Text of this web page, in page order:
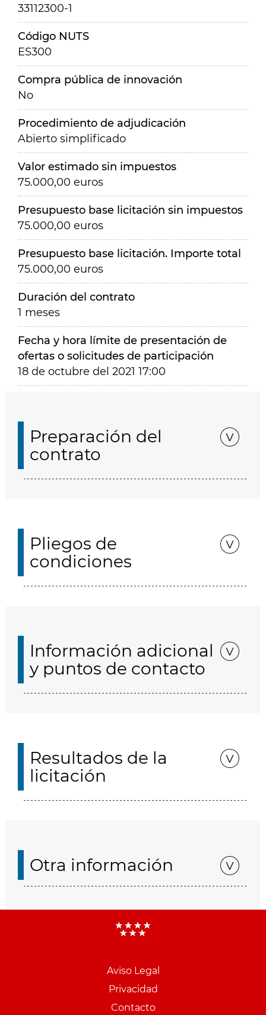
33112300-1
Código NUTS
ES300
Compra pública de innovación
No
Procedimiento de adjudicación
Abierto simplificado
Valor estimado sin impuestos
75.000,00 euros
Presupuesto base licitación sin impuestos
75.000,00 euros
Presupuesto base licitación. Importe total
75.000,00 euros
Duración del contrato
1 meses
Fecha y hora límite de presentación de
ofertas o solicitudes de participación
18 de octubre del 2021 17:00
Preparación del
contrato
Pliegos de
condiciones
Información adicional
y puntos de contacto
Resultados de la
licitación
Otra información
Aviso Legal
Privacidad
Contacto